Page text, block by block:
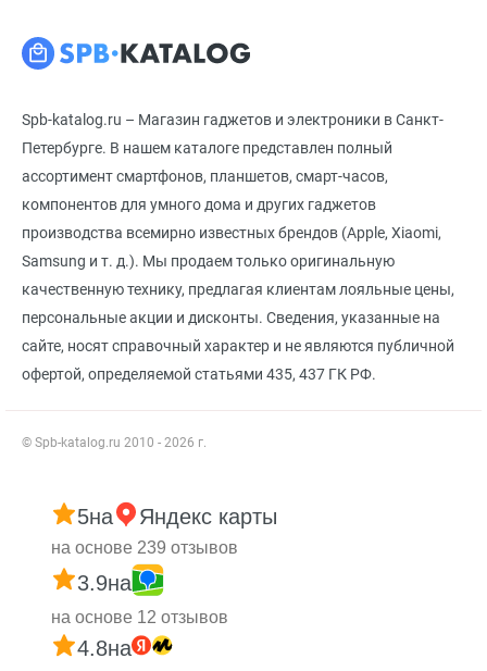
Spb-katalog.ru – Магазин гаджетов и электроники в Санкт-
Петербурге. В нашем каталоге представлен полный
ассортимент смартфонов, планшетов, смарт-часов,
компонентов для умного дома и других гаджетов
производства всемирно известных брендов (Apple, Xiaomi,
Samsung и т. д.). Мы продаем только оригинальную
качественную технику, предлагая клиентам лояльные цены,
персональные акции и дисконты. Сведения, указанные на
сайте, носят справочный характер и не являются публичной
офертой, определяемой статьями 435, 437 ГК РФ.
© Spb-katalog.ru 2010 - 2026 г.
5на Яндекс карты
на основе 239 отзывов
3.9на
на основе 12 отзывов
4.8на